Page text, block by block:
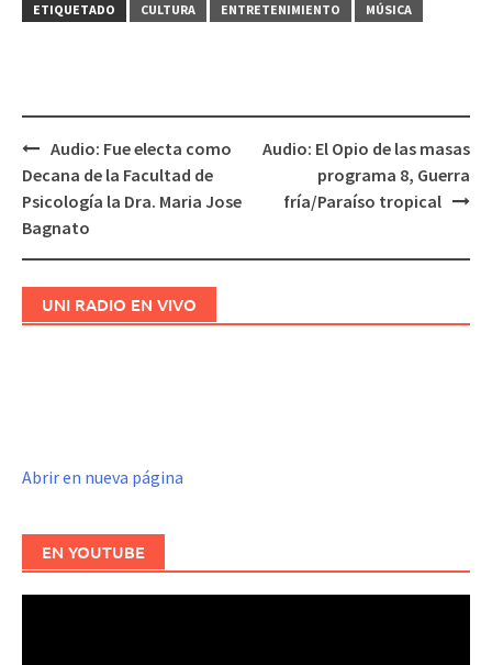
ETIQUETADO
CULTURA ENTRETENIMIENTO MÚSICA
Navegación
de
entradas
Audio: Fue electa como
Decana de la Facultad de
Psicología la Dra. Maria Jose
Bagnato
Audio: El Opio de las masas
programa 8, Guerra
fría/Paraíso tropical
UNI RADIO EN VIVO
Abrir en nueva página
EN YOUTUBE